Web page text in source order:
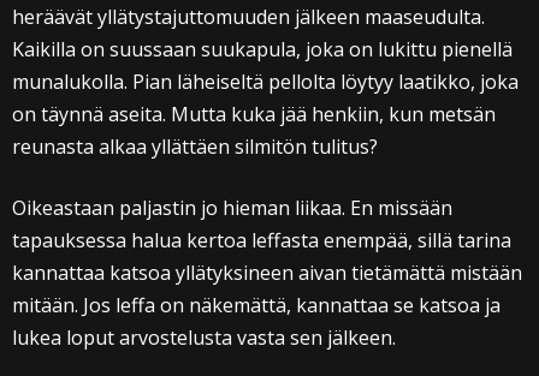
heräävät yllätystajuttomuuden jälkeen maaseudulta.
Kaikilla on suussaan suukapula, joka on lukittu pienellä
munalukolla. Pian läheiseltä pellolta löytyy laatikko, joka
on täynnä aseita. Mutta kuka jää henkiin, kun metsän
reunasta alkaa yllättäen silmitön tulitus?
Oikeastaan paljastin jo hieman liikaa. En missään
tapauksessa halua kertoa leffasta enempää, sillä tarina
kannattaa katsoa yllätyksineen aivan tietämättä mistään
mitään. Jos leffa on näkemättä, kannattaa se katsoa ja
lukea loput arvostelusta vasta sen jälkeen.